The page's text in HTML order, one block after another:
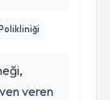
veren